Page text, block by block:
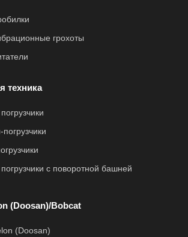
грохоты
техника
с поворотной башней
(Doosan)/Bobcat
(Doosan)